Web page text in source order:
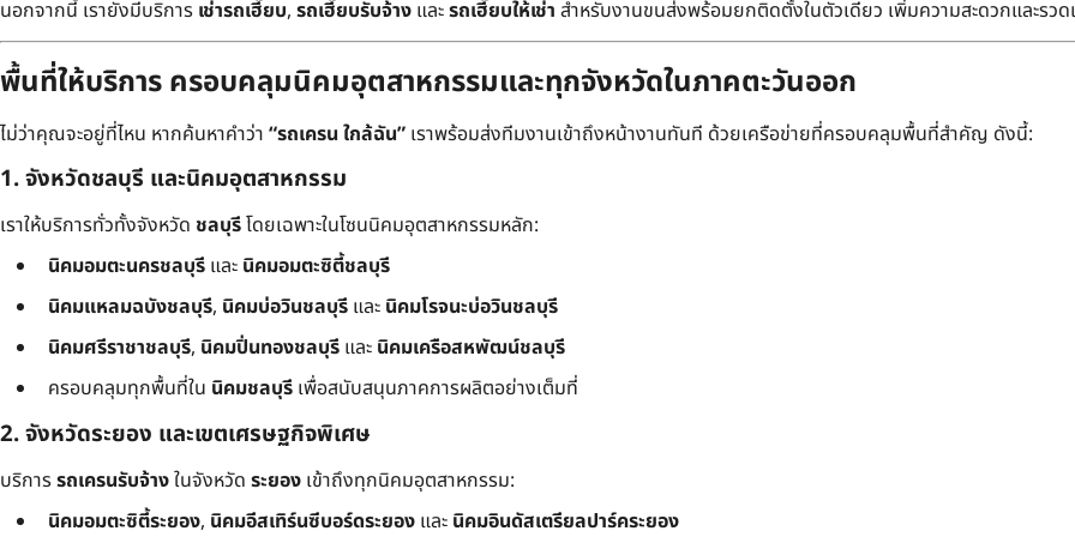
นอกจากนี้ เรายังมีบริการ เช่ารถเฮี๊ยบ, รถเฮี๊ยบรับจ้าง และรถเฮี๊ยบให้เช่า สำหรับงานขนส่งพร้อมยกติดตั้งในตัวเดียว เพิ่มความสะดวกและรว
พื้นที่ให้บริการ ครอบคลุมนิคมอุตสาหกรรมและทุกจังหวัดในภาคตะวันออก
ไม่ว่าคุณจะอยู่ที่ไหน หากค้นหาคำว่า “รถเครน ใกล้ฉัน” เราพร้อมส่งทีมงานเข้าถึงหน้างานทันที ด้วยเครือข่ายที่ครอบคลุมพื้นที่สำคัญ ดังนี้:
1. จังหวัดชลบุรี และนิคมอุตสาหกรรม
เราให้บริการทั่วทั้งจังหวัด ชลบุรีโดยเฉพาะในโซนนิคมอุตสาหกรรมหลัก:
นิคมอมตะนครชลบุรี และ นิคมอมตะซิตี้ชลบุรี
นิคมแหลมฉบังชลบุรี, นิคมบ่อวินชลบุรี และ นิคมโรจนะบ่อวินชลบุรี
นิคมศรีราชาชลบุรี, นิคมปิ่นทองชลบุรี และ นิคมเครือสหพัฒน์ชลบุรี
ครอบคลุมทุกพื้นที่ใน นิคมชลบุรี เพื่อสนับสนุนภาคการผลิตอย่างเต็มที่
2. จังหวัดระยอง และเขตเศรษฐกิจพิเศษ
บริการรถเครนรับจ้างในจังหวัด ระยอง เข้าถึงทุกนิคมอุตสาหกรรม:
นิคมอมตะซิตี้ระยอง, นิคมอีสเทิร์นซีบอร์ดระยอง และ นิคมอินดัสเตรียลปาร์คระยอง